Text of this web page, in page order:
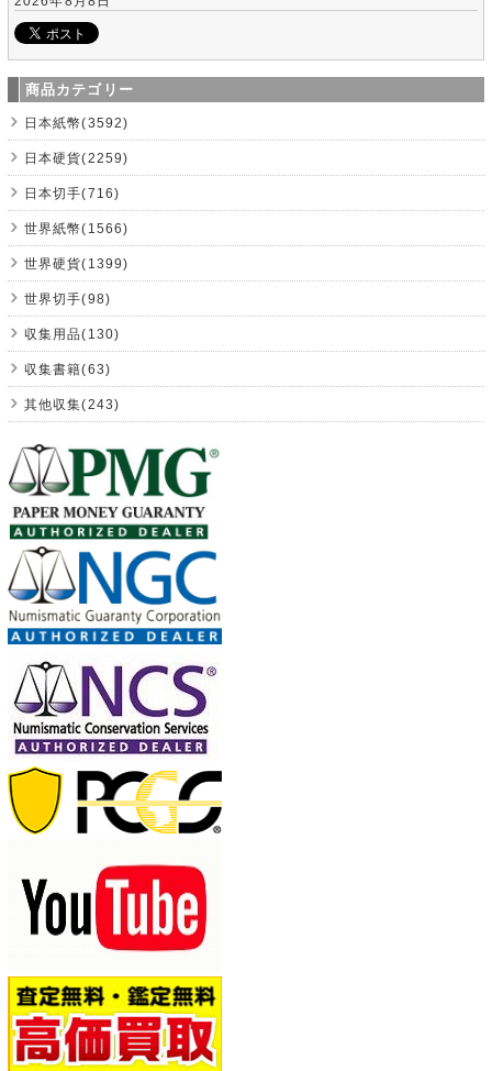
商品カテゴリー
日本紙幣(3592)
日本硬貨(2259)
日本切手(716)
世界紙幣(1566)
世界硬貨(1399)
世界切手(98)
収集用品(130)
収集書籍(63)
其他収集(243)